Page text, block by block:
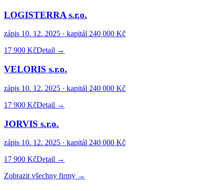
LOGISTERRA s.r.o.
zápis 10. 12. 2025 · kapitál 240 000 Kč
17 900 KčDetail →
VELORIS s.r.o.
zápis 10. 12. 2025 · kapitál 240 000 Kč
17 900 KčDetail →
JORVIS s.r.o.
zápis 10. 12. 2025 · kapitál 240 000 Kč
17 900 KčDetail →
Zobrazit všechny firmy →